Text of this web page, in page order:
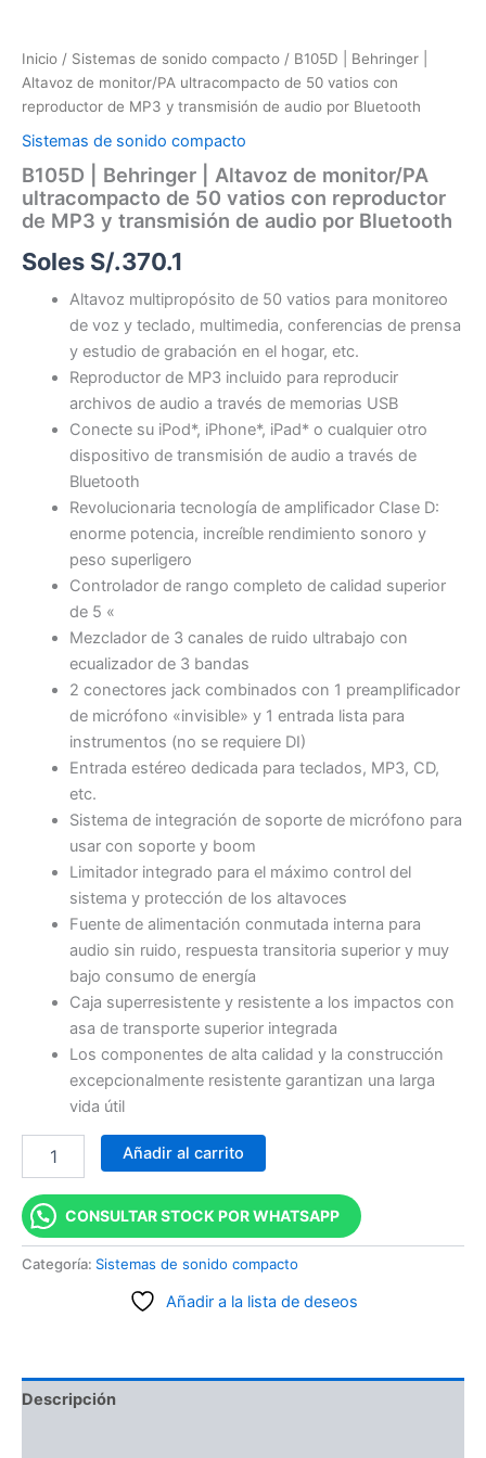
Inicio / Sistemas de sonido compacto / B105D | Behringer |
Altavoz de monitor/PA ultracompacto de 50 vatios con
reproductor de MP3 y transmisión de audio por Bluetooth
Sistemas de sonido compacto
B105D | Behringer | Altavoz de monitor/PA
ultracompacto de 50 vatios con reproductor
de MP3 y transmisión de audio por Bluetooth
Soles S/.370.1
Altavoz multipropósito de 50 vatios para monitoreo
de voz y teclado, multimedia, conferencias de prensa
y estudio de grabación en el hogar, etc.
Reproductor de MP3 incluido para reproducir
archivos de audio a través de memorias USB
Conecte su iPod*, iPhone*, iPad* o cualquier otro
dispositivo de transmisión de audio a través de
Bluetooth
Revolucionaria tecnología de amplificador Clase D:
enorme potencia, increíble rendimiento sonoro y
peso superligero
Controlador de rango completo de calidad superior
de 5 «
Mezclador de 3 canales de ruido ultrabajo con
ecualizador de 3 bandas
2 conectores jack combinados con 1 preamplificador
de micrófono «invisible» y 1 entrada lista para
instrumentos (no se requiere DI)
Entrada estéreo dedicada para teclados, MP3, CD,
etc.
Sistema de integración de soporte de micrófono para
usar con soporte y boom
Limitador integrado para el máximo control del
sistema y protección de los altavoces
Fuente de alimentación conmutada interna para
audio sin ruido, respuesta transitoria superior y muy
bajo consumo de energía
Caja superresistente y resistente a los impactos con
asa de transporte superior integrada
Los componentes de alta calidad y la construcción
excepcionalmente resistente garantizan una larga
vida útil
Añadir al carrito
CONSULTAR STOCK POR WHATSAPP
Categoría: Sistemas de sonido compacto
Añadir a la lista de deseos
Descripción